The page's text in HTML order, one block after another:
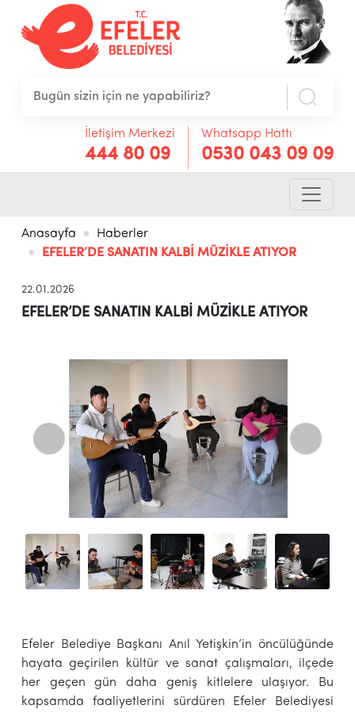
İletişim Merkezi
444 80 09
Whatsapp Hattı
0530 043 09 09
Anasayfa
Haberler
EFELER’DE SANATIN KALBİ MÜZİKLE ATIYOR
22.01.2026
EFELER’DE SANATIN KALBİ MÜZİKLE ATIYOR
Efeler Belediye Başkanı Anıl Yetişkin’in öncülüğünde
hayata geçirilen kültür ve sanat çalışmaları, ilçede
her geçen gün daha geniş kitlelere ulaşıyor. Bu
kapsamda faaliyetlerini sürdüren Efeler Belediyesi